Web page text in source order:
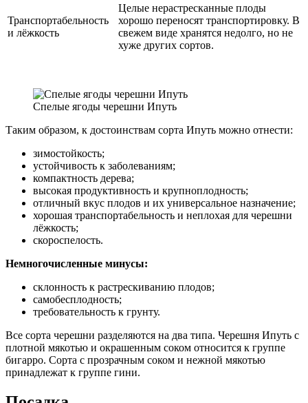
Транспортабельность
и лёжкость
Целые нерастресканные плоды
хорошо переносят транспортировку. В
свежем виде хранятся недолго, но не
хуже других сортов.
Спелые ягоды черешни Ипуть
Таким образом, к достоинствам сорта Ипуть можно отнести:
зимостойкость;
устойчивость к заболеваниям;
компактность дерева;
высокая продуктивность и крупноплодность;
отличный вкус плодов и их универсальное назначение;
хорошая транспортабельность и неплохая для черешни
лёжкость;
скороспелость.
Немногочисленные минусы:
склонность к растрескиванию плодов;
самобесплодность;
требовательность к грунту.
Все сорта черешни разделяются на два типа. Черешня Ипуть с
плотной мякотью и окрашенным соком относится к группе
бигарро. Сорта с прозрачным соком и нежной мякотью
принадлежат к группе гини.